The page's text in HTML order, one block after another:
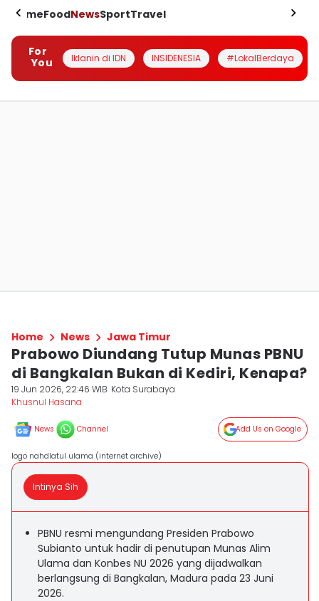
HomeFoodNewsSportTravel
For
You
Iklanin di IDN INSIDENESIA #LokalBerdaya
Home News Jawa Timur
Prabowo Diundang Tutup Munas PBNU
di Bangkalan Bukan di Kediri, Kenapa?
19 Jun 2026, 22:46 WIB Kota Surabaya
Khusnul Hasana
News Channel Add Us on Google
logo nahdlatul ulama (internet archive)
Intinya Sih
PBNU resmi mengundang Presiden Prabowo
Subianto untuk hadir di penutupan Munas Alim
Ulama dan Konbes NU 2026 yang dijadwalkan
berlangsung di Bangkalan, Madura pada 23 Juni
2026.